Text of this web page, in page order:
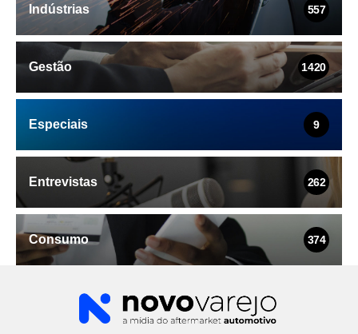
Indústrias 557
Gestão 1420
Especiais 9
Entrevistas 262
Consumo 374